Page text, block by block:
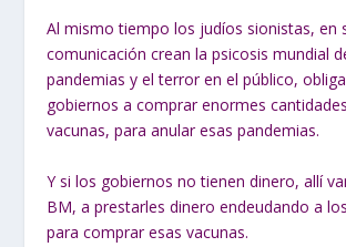
Al mismo tiempo los judíos sionistas, en
comunicación crean la psicosis mundial
pandemias y el terror en el público,
gobiernos a comprar enormes
vacunas, para anular esas pandemias.
Y si los gobiernos no tienen dinero, allí
BM, a prestarles dinero endeudando a
para comprar esas vacunas.